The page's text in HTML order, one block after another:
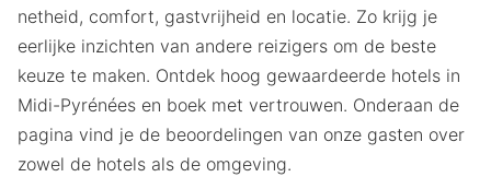
netheid, comfort, gastvrijheid en locatie. Zo krijg je
eerlijke inzichten van andere reizigers om de beste
keuze te maken. Ontdek hoog gewaardeerde hotels in
Midi-Pyrénées en boek met vertrouwen. Onderaan de
pagina vind je de beoordelingen van onze gasten over
zowel de hotels als de omgeving.